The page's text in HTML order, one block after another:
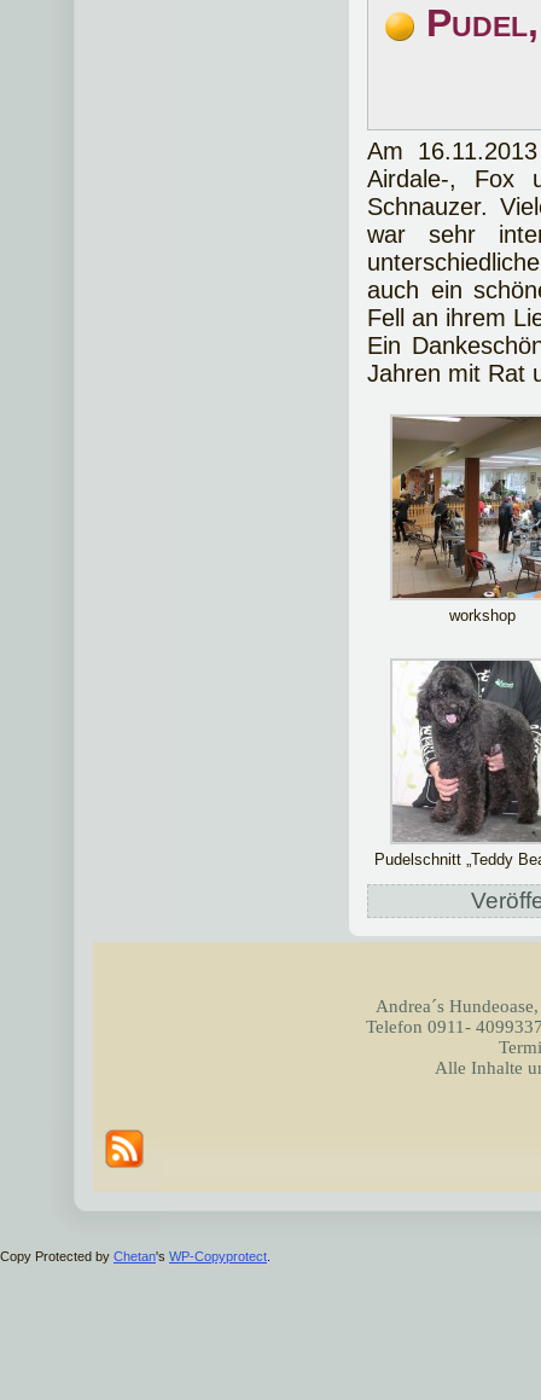
Am
Airdale-, Fox
Schnauzer.
war sehr
auch ein
Fell an ihrem
Ein
Jahren mit Rat
workshop
Pudelschnitt „Teddy
Andrea´s
Telefon 0911-
Alle Inhalte
Copy Protected by Chetan's WP-Copyprotect